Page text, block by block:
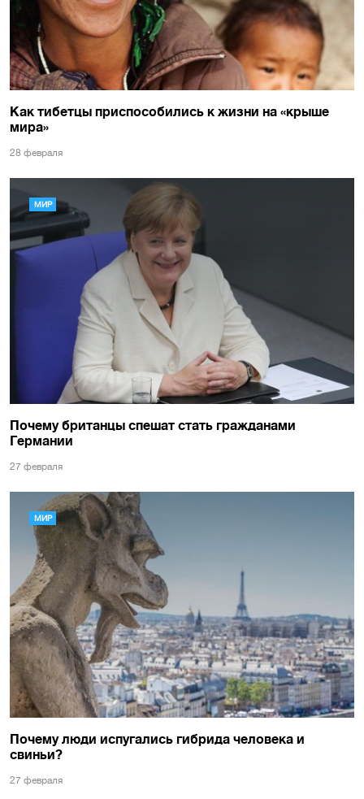
Как тибетцы приспособились к жизни на «крыше
мира»
28 февраля
МИР
Почему британцы спешат стать гражданами
Германии
27 февраля
МИР
Почему люди испугались гибрида человека и
свиньи?
27 февраля